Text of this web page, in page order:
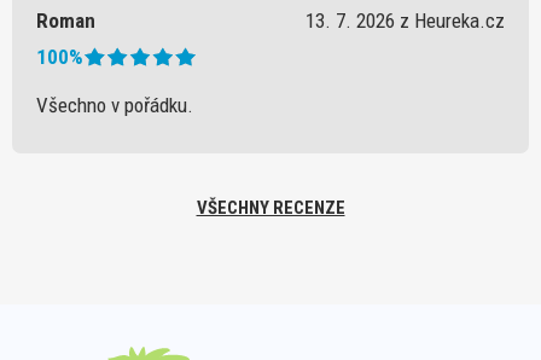
Roman
13. 7. 2026 z Heureka.cz
100%
Všechno v pořádku.
VŠECHNY RECENZE